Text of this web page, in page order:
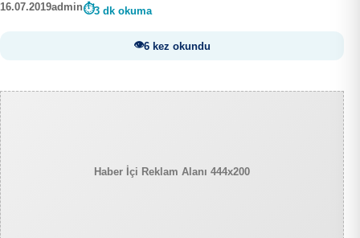
16.07.2019admin 3 dk okuma
6 kez okundu
Haber İçi Reklam Alanı 444x200